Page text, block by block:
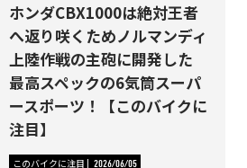
ホンダCBX1000は絶対王者
へ返り咲くためノルマンディ
上陸作戦の主砲に開発した
最高スペックの6気筒スーパ
ースポーツ！【このバイクに
注目】
このバイクに注目 2026/06/05